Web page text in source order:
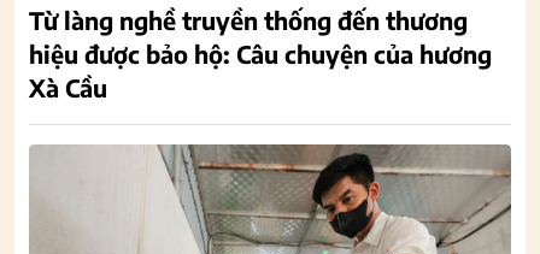
Từ làng nghề truyền thống đến thương
hiệu được bảo hộ: Câu chuyện của hương
Xà Cầu